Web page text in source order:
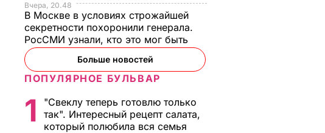
Вчера, 20.48
В Москве в условиях строжайшей
секретности похоронили генерала.
РосСМИ узнали, кто это мог быть
Больше новостей
ПОПУЛЯРНОЕ БУЛЬВАР
1
"Свеклу теперь готовлю только
так". Интересный рецепт салата,
который полюбила вся семья